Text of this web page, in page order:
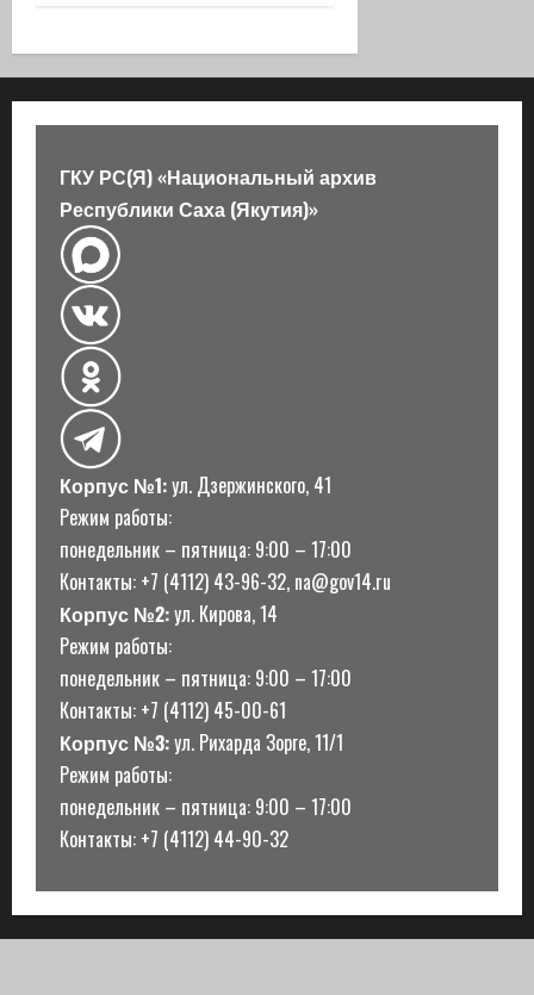
я
з
а
п
и
с
и
ГКУ РС(Я) «Национальный архив
Республики Саха (Якутия)»
Корпус №1:ул. Дзержинского, 41
Режим работы:
понедельник – пятница: 9:00 – 17:00
Контакты: +7 (4112) 43-96-32, na@gov14.ru
Корпус №2:ул. Кирова, 14
Режим работы:
понедельник – пятница: 9:00 – 17:00
Контакты: +7 (4112) 45-00-61
Корпус №3:ул. Рихарда Зорге, 11/1
Режим работы:
понедельник – пятница: 9:00 – 17:00
Контакты: +7 (4112) 44-90-32